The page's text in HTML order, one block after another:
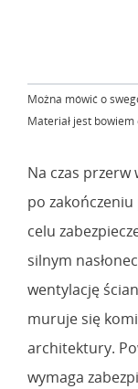
Można mówić o
Materiał jest
Na czas
po
celu
silnym
wentylację
muruje się
architektury.
wymaga